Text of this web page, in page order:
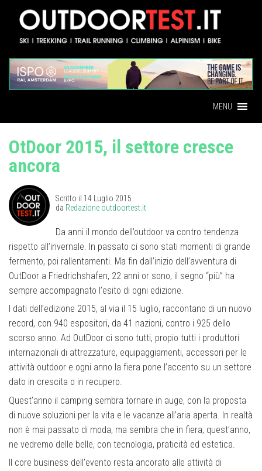
MENU
OtDoor 2015, il settore cresce
ancora
Scritto il 14 Luglio 2015
da Redazione outdoortest.it
Da anni il mondo dell’outdoor va contro tendenza
rispetto all’invernale. In passato ci sono stati momenti di grande
fermento, poi rallentamenti. Ma fin dall’inizio dell’avventura di
OutDoor a Friedrichshafen, 22 anni or sono, il segno “più” ha
sempre accompagnato l’esito di ogni edizione.
I dati dell’edizione 2015, al via il 15 luglio, raccontano di un nuovo
record, con 940 espositori, da 41 nazioni, contro i 925 dello
scorso anno. Ad OutDoor ci sono tutti, propio tutti i produttori
internazionali di attrezzature, equipaggiamenti, accessori per le
attività outdoor e ogni anno la fiera pone l’accento su un settore
dato in crescita o in recupero.
Quest’anno il camping sembra tornare in auge, con la proposta
di nuove soluzioni per la vita e le vacanze all’aria aperta. In realtà
non è mai passato di moda, ma sembra che in fiera, quest’anno,
ne vedremo delle belle, con tecnologia, praticità ed estetica.
Il core business dell’evento resta ancorato alle attività di